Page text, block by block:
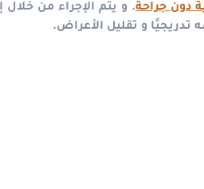
دون جراحة. و يتم الإجراء من
تدريجيًا و تقليل الأعراض.